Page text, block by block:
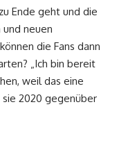
Ende geht und die
neuen
die Fans dann
„Ich bin bereit
weil das eine
2020 gegenüber